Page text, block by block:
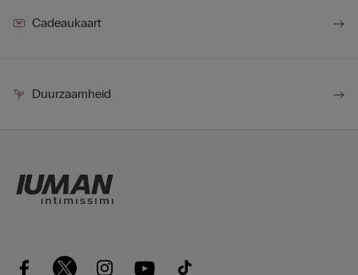
Cadeaukaart
Duurzaamheid